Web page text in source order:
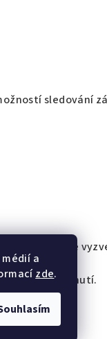
a
zde.
sledování
si jej můžete
k vyzvednutí.